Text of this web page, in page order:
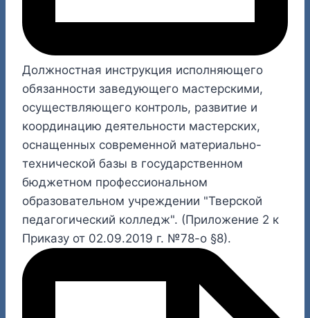
Должностная инструкция исполняющего
обязанности заведующего мастерскими,
осуществляющего контроль, развитие и
координацию деятельности мастерских,
оснащенных современной материально-
технической базы в государственном
бюджетном профессиональном
образовательном учреждении "Тверской
педагогический колледж". (Приложение 2 к
Приказу от 02.09.2019 г. №78-о §8).